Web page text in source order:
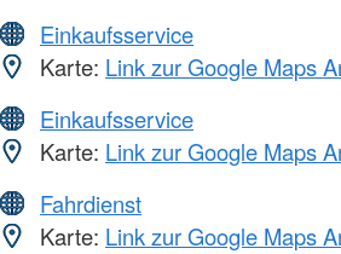
Einkaufsservice
Karte: Link zur Google Maps
Einkaufsservice
Karte: Link zur Google Maps
Fahrdienst
Karte: Link zur Google Maps